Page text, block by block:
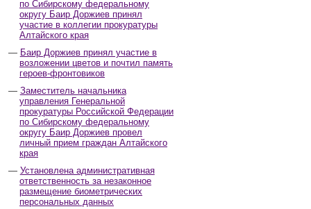
по Сибирскому федеральному
округу Баир Доржиев принял
участие в коллегии прокуратуры
Алтайского края
Баир Доржиев принял участие в
возложении цветов и почтил память
героев-фронтовиков
Заместитель начальника
управления Генеральной
прокуратуры Российской Федерации
по Сибирскому федеральному
округу Баир Доржиев провел
личный прием граждан Алтайского
края
Установлена административная
ответственность за незаконное
размещение биометрических
персональных данных